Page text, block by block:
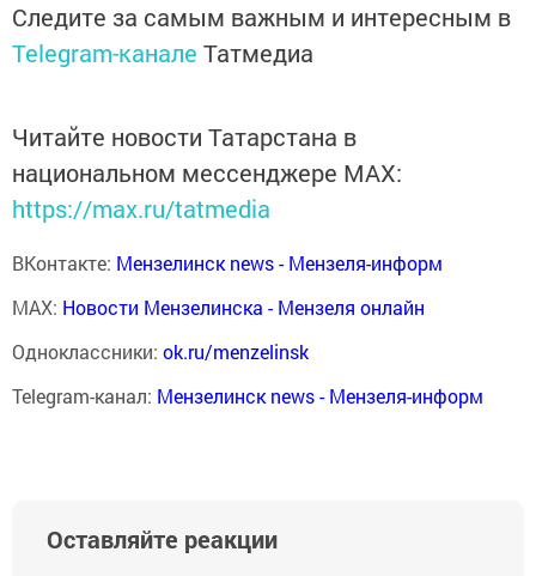
Следите за самым важным и интересным в
Telegram-канале Татмедиа
Читайте новости Татарстана в
национальном мессенджере MАХ:
https://max.ru/tatmedia
ВКонтакте: Мензелинск news - Мензеля-информ
MAX: Новости Мензелинска - Мензеля онлайн
Одноклассники: ok.ru/menzelinsk
Telegram-канал: Мензелинск news - Мензеля-информ
Оставляйте реакции